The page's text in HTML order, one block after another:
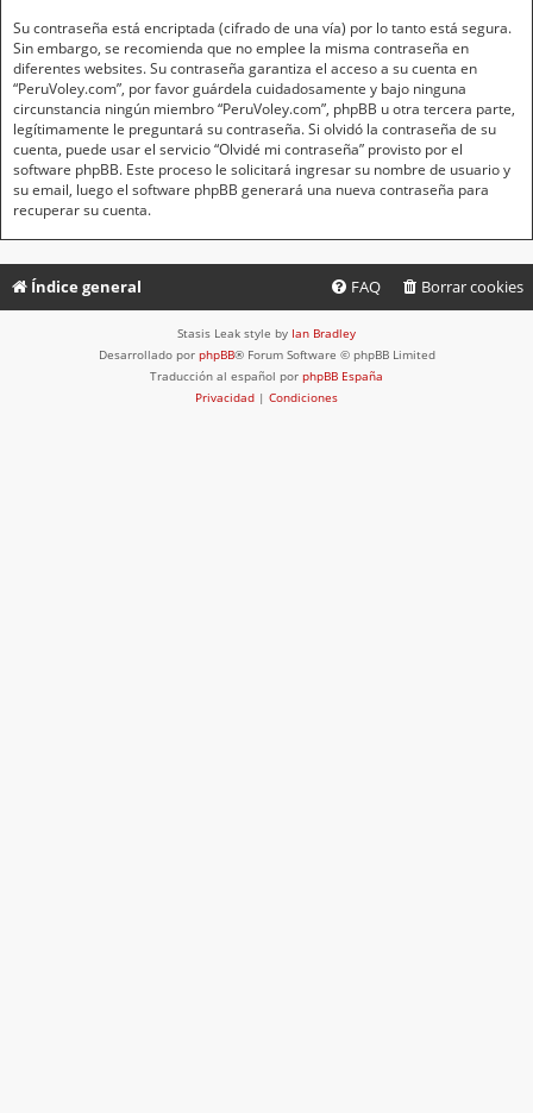
Su contraseña está encriptada (cifrado de una vía) por lo tanto está segura.
Sin embargo, se recomienda que no emplee la misma contraseña en
diferentes websites. Su contraseña garantiza el acceso a su cuenta en
“PeruVoley.com”, por favor guárdela cuidadosamente y bajo ninguna
circunstancia ningún miembro “PeruVoley.com”, phpBB u otra tercera parte,
legítimamente le preguntará su contraseña. Si olvidó la contraseña de su
cuenta, puede usar el servicio “Olvidé mi contraseña” provisto por el
software phpBB. Este proceso le solicitará ingresar su nombre de usuario y
su email, luego el software phpBB generará una nueva contraseña para
recuperar su cuenta.
Índice general Borrar cookies
FAQ
Stasis Leak style by Ian Bradley
Desarrollado por phpBB® Forum Software © phpBB Limited
Traducción al español por phpBB España
Privacidad | Condiciones